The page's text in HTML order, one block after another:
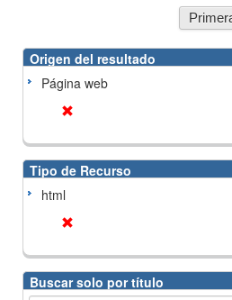
Origen del resultado
Página web
Tipo de Recurso
html
Buscar solo por título